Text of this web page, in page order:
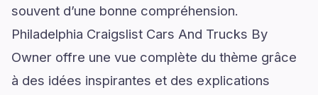
souvent d’une bonne compréhension.
Philadelphia Craigslist Cars And Trucks By
Owner offre une vue complète du thème grâce
à des idées inspirantes et des explications